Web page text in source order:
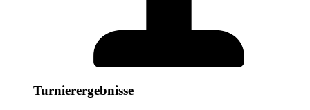
Turnierergebnisse